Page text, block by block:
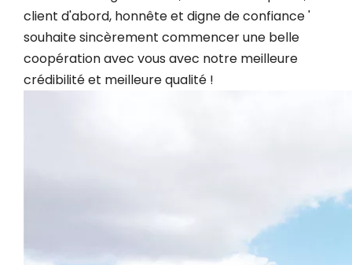
client d'abord, honnête et digne de confiance '
souhaite sincèrement commencer une belle
coopération avec vous avec notre meilleure
crédibilité et meilleure qualité !